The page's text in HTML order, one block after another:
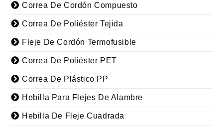
Correa De Cordón Compuesto
Correa De Poliéster Tejida
Fleje De Cordón Termofusible
Correa De Poliéster PET
Correa De Plástico PP
Hebilla Para Flejes De Alambre
Hebilla De Fleje Cuadrada